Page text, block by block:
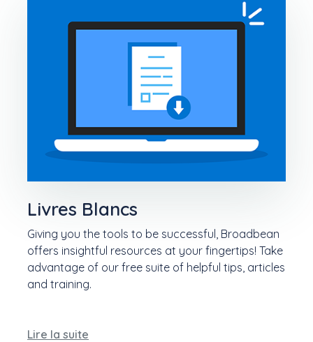
Livres Blancs
Giving you the tools to be successful, Broadbean
offers insightful resources at your fingertips! Take
advantage of our free suite of helpful tips, articles
and training.
Lire la suite